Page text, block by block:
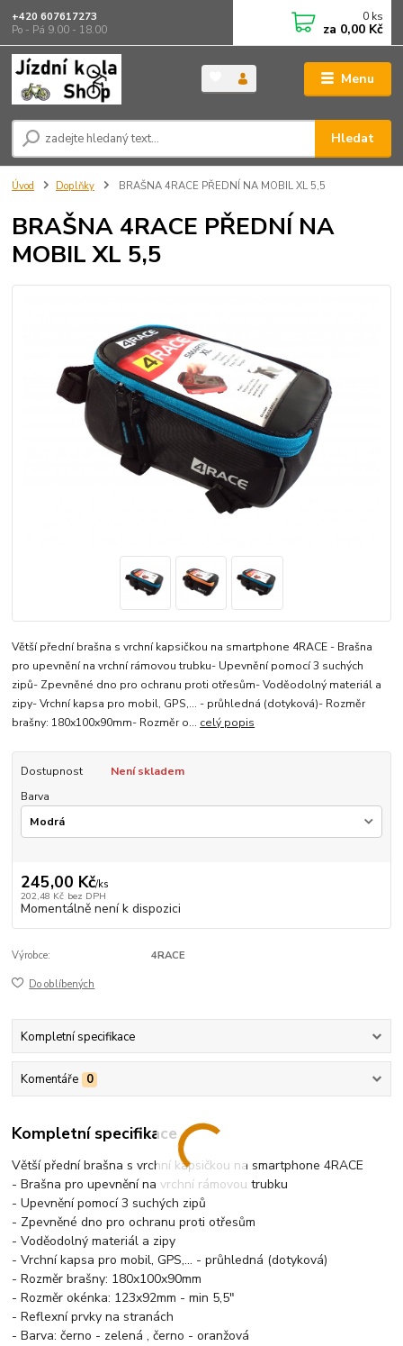
Menu
Hledat
+420 607617273
Po - Pá 9.00 - 18.00
0 ks
za 0,00 Kč
Úvod Doplňky BRAŠNA 4RACE PŘEDNÍ NA MOBIL XL 5,5
BRAŠNA 4RACE PŘEDNÍ NA
MOBIL XL 5,5
Větší přední brašna s vrchní kapsičkou na smartphone 4RACE - Brašna
pro upevnění na vrchní rámovou trubku- Upevnění pomocí 3 suchých
zipů- Zpevněné dno pro ochranu proti otřesům- Voděodolný materiál a
zipy- Vrchní kapsa pro mobil, GPS,... - průhledná (dotyková)- Rozměr
brašny: 180x100x90mm- Rozměr o... celý popis
Dostupnost
Není skladem
Barva
245,00 Kč/ks
202,48 Kč bez DPH
Momentálně není k dispozici
Výrobce: 4RACE
Do oblíbených
Kompletní specifikace
Komentáře 0
Kompletní specifikace
Větší přední brašna s vrchní kapsičkou na smartphone 4RACE
- Brašna pro upevnění na vrchní rámovou trubku
- Upevnění pomocí 3 suchých zipů
- Zpevněné dno pro ochranu proti otřesům
- Voděodolný materiál a zipy
- Vrchní kapsa pro mobil, GPS,... - průhledná (dotyková)
- Rozměr brašny: 180x100x90mm
- Rozměr okénka: 123x92mm - min 5,5"
- Reflexní prvky na stranách
- Barva: černo - zelená , černo - oranžová